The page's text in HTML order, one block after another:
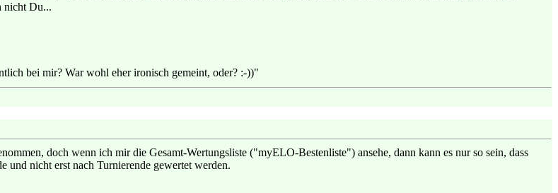
nicht Du...
bei mir? War wohl eher ironisch gemeint, oder? :-))"
doch wenn ich mir die Gesamt-Wertungsliste ("myELO-Bestenliste") ansehe, dann kann es nur so sein, dass
und nicht erst nach Turnierende gewertet werden.